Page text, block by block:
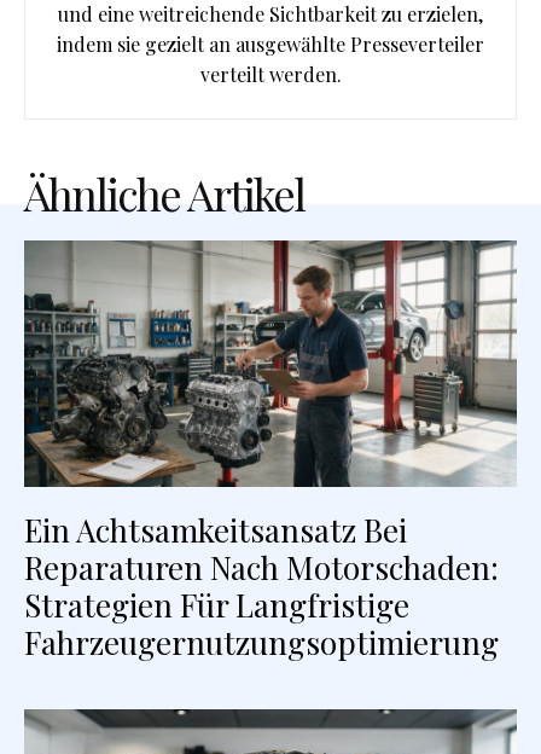
und eine weitreichende Sichtbarkeit zu erzielen,
indem sie gezielt an ausgewählte Presseverteiler
verteilt werden.
Ähnliche Artikel
Ein Achtsamkeitsansatz Bei
Reparaturen Nach Motorschaden:
Strategien Für Langfristige
Fahrzeugernutzungsoptimierung